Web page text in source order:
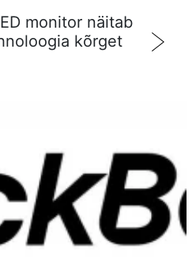
monitor näitab
kõrget